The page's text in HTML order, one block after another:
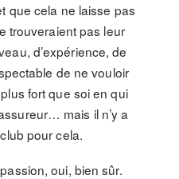
que cela ne laisse pas
trouveraient pas leur
d’expérience, de
de ne vouloir
fort que soi en qui
mais il n’y a
pour cela.
oui, bien sûr.